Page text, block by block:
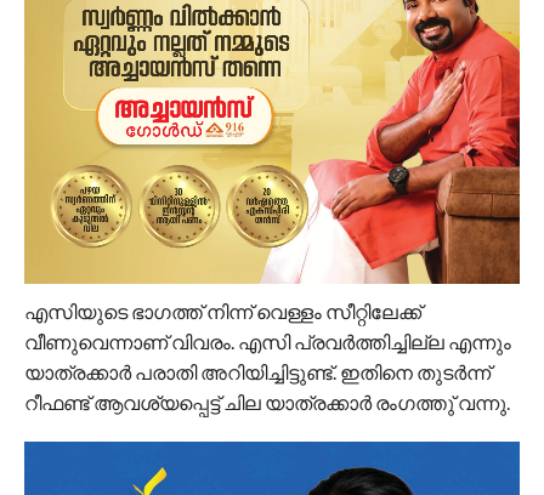
എസിയുടെ ഭാഗത്ത് നിന്ന് വെള്ളം സീറ്റിലേക്ക്
വീണുവെന്നാണ് വിവരം. എസി പ്രവർത്തിച്ചില്ല എന്നും
യാത്രക്കാർ പരാതി അറിയിച്ചിട്ടുണ്ട്. ഇതിനെ തുടർന്ന്
റീഫണ്ട് ആവശ്യപ്പെട്ട് ചില യാത്രക്കാർ രംഗത്തു് വന്നു.